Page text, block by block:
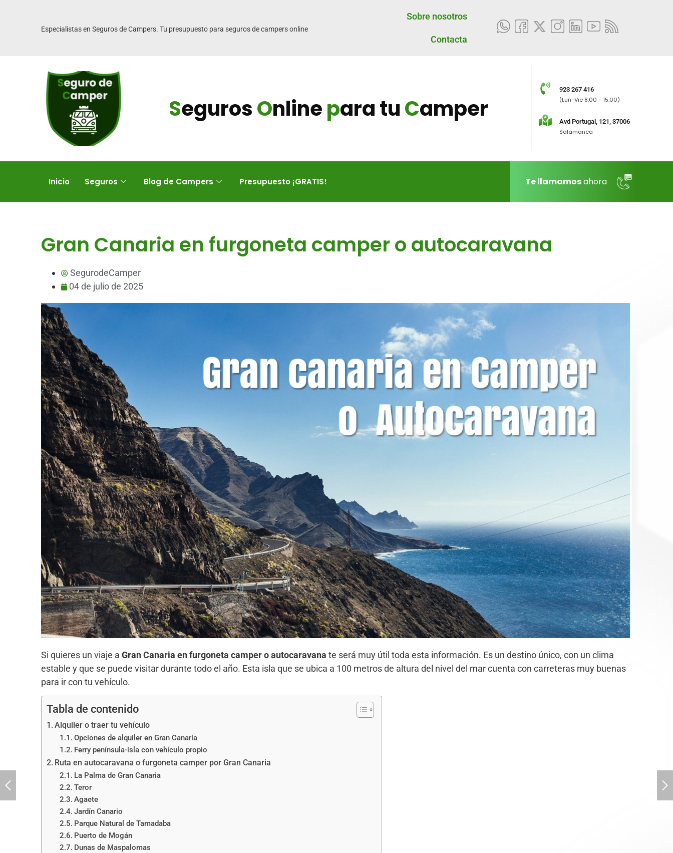
Especialistas en Seguros de Campers. Tu presupuesto para seguros de campers online
Sobre nosotros
Contacta
SegurosOnlinepara tuCamper
923 267 416
(Lun-Vie 8:00 - 15:00)
Avd Portugal, 121, 37006
Salamanca
Inicio Seguros Blog de Campers Presupuesto ¡GRATIS! Te llamamosahora
Gran Canaria en furgoneta camper o autocaravana
SegurodeCamper
04 de julio de 2025
Si quieres un viaje a Gran Canaria en furgoneta camper o autocaravana te será muy útil toda esta información. Es un destino único, con un clima
estable y que se puede visitar durante todo el año. Esta isla que se ubica a 100 metros de altura del nivel del mar cuenta con carreteras muy buenas
para ir con tu vehículo.
Tabla de contenido
Alquiler o traer tu vehículo
Opciones de alquiler en Gran Canaria
Ferry península-isla con vehículo propio
Ruta en autocaravana o furgoneta camper por Gran Canaria
La Palma de Gran Canaria
Teror
Agaete
Jardín Canario
Parque Natural de Tamadaba
Puerto de Mogán
Dunas de Maspalomas